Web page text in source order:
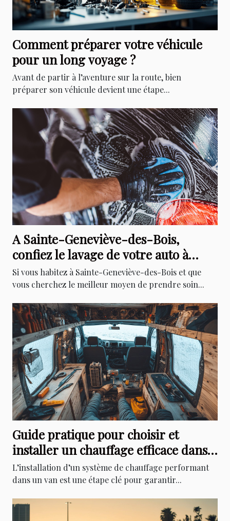
Comment préparer votre véhicule
pour un long voyage ?
Avant de partir à l’aventure sur la route, bien
préparer son véhicule devient une étape...
A Sainte-Geneviève-des-Bois,
confiez le lavage de votre auto à
Excellence Cars
Si vous habitez à Sainte-Geneviève-des-Bois et que
vous cherchez le meilleur moyen de prendre soin...
Guide pratique pour choisir et
installer un chauffage efficace dans
votre van
L’installation d’un système de chauffage performant
dans un van est une étape clé pour garantir...